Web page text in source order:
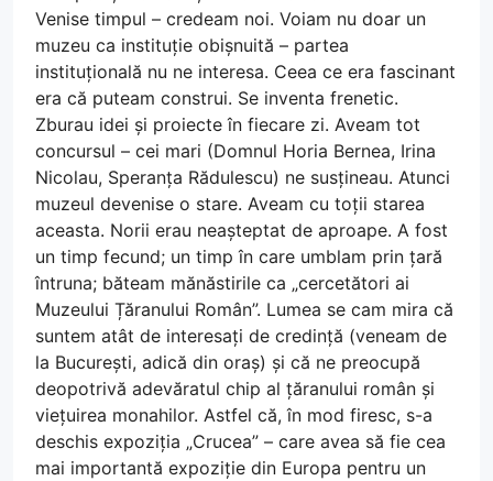
Venise timpul – credeam noi. Voiam nu doar un
muzeu ca instituție obișnuită – partea
instituțională nu ne interesa. Ceea ce era fascinant
era că puteam construi. Se inventa frenetic.
Zburau idei și proiecte în fiecare zi. Aveam tot
concursul – cei mari (Domnul Horia Bernea, Irina
Nicolau, Speranța Rădulescu) ne susțineau. Atunci
muzeul devenise o stare. Aveam cu toții starea
aceasta. Norii erau neașteptat de aproape. A fost
un timp fecund; un timp în care umblam prin țară
întruna; băteam mănăstirile ca „cercetători ai
Muzeului Țăranului Român”. Lumea se cam mira că
suntem atât de interesați de credință (veneam de
la București, adică din oraș) și că ne preocupă
deopotrivă adevăratul chip al țăranului român și
viețuirea monahilor. Astfel că, în mod firesc, s-a
deschis expoziția „Crucea” – care avea să fie cea
mai importantă expoziție din Europa pentru un